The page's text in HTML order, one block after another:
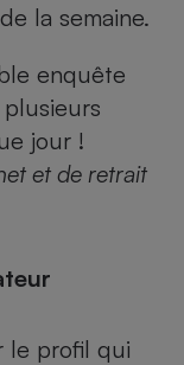
la semaine.
enquête
jour !
et de retrait
le profil qui